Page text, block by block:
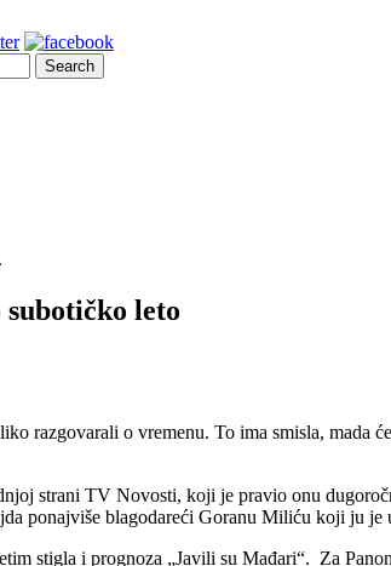
subotičko leto
razgovarali o vremenu. To ima smisla, mada
strani TV Novosti, koji je pravio onu
ponajviše blagodareći Goranu Miliću koji ju
stigla i prognoza „Javili su Mađari“. Za